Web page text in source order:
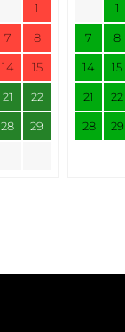
1
7 8
14 15
21 22
28 29
1
7 8
14 15
21 22
28 29